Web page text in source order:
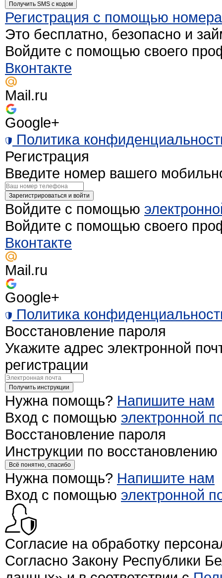
Получить SMS c кодом
Регистрация с помощью
Это бесплатно, безопасно и
Войдите с помощью своего
Вконтакте
Mail.ru
Google+
Политика
Регистрация
Введите номер вашего
Зарегистрироваться и войти
Войдите с помощью
Войдите с помощью своего
Вконтакте
Mail.ru
Google+
Политика
Восстановление пароля
Укажите адрес электронной
регистрации
Получить инструкции
Нужна помощь? Напишите нам
Вход с помощью электронной
Восстановление пароля
Инструкции по
Всё понятно, спасибо
Нужна помощь? Напишите нам
Вход с помощью электронной
Согласие на обработку
Согласно Закону Республики